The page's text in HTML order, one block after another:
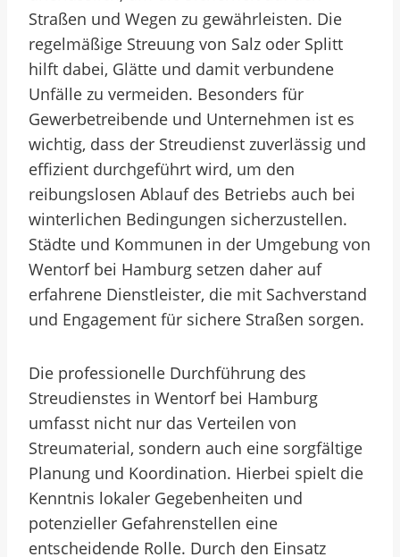
Straßen und Wegen zu gewährleisten. Die
regelmäßige Streuung von Salz oder Splitt
hilft dabei, Glätte und damit verbundene
Unfälle zu vermeiden. Besonders für
Gewerbetreibende und Unternehmen ist es
wichtig, dass der Streudienst zuverlässig und
effizient durchgeführt wird, um den
reibungslosen Ablauf des Betriebs auch bei
winterlichen Bedingungen sicherzustellen.
Städte und Kommunen in der Umgebung von
Wentorf bei Hamburg setzen daher auf
erfahrene Dienstleister, die mit Sachverstand
und Engagement für sichere Straßen sorgen.
Die professionelle Durchführung des
Streudienstes in Wentorf bei Hamburg
umfasst nicht nur das Verteilen von
Streumaterial, sondern auch eine sorgfältige
Planung und Koordination. Hierbei spielt die
Kenntnis lokaler Gegebenheiten und
potenzieller Gefahrenstellen eine
entscheidende Rolle. Durch den Einsatz